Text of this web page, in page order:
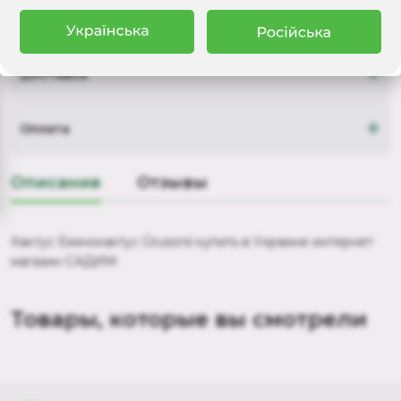
Доставка +
Оплата +
Описание Отзывы
Кактус Ехинокактус Grusonii купить в Украине интернет
магазин САДИМ
Товары, которые вы смотрели